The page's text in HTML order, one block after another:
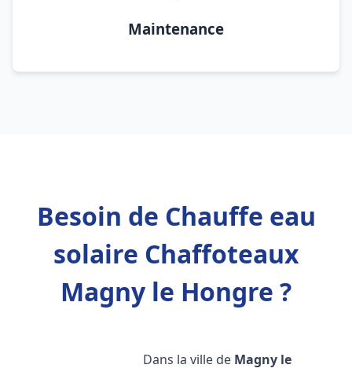
Maintenance
Besoin de Chauffe eau
solaire Chaffoteaux
Magny le Hongre ?
Dans la ville de Magny le